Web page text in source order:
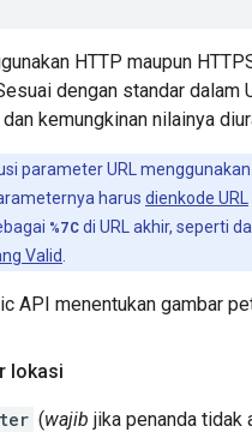
HTTP maupun
dengan standar
dan kemungkinan nilainya
parameter URL
harus dienkode URL
%7Cdi URL akhir, seperti
Valid
API menentukan gambar
lokasi
(wajib jika penanda tidak